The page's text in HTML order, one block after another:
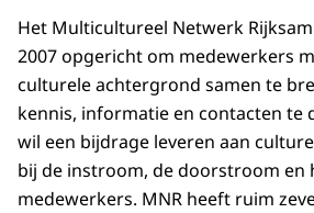
Het Multicultureel Netwerk
2007 opgericht om medewerkers
culturele achtergrond samen te
kennis, informatie en contacten te
wil een bijdrage leveren aan
bij de instroom, de doorstroom en
medewerkers. MNR heeft ruim